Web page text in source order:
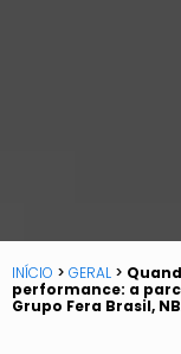
INÍCIO > GERAL >
performance: a
Grupo Fera Brasil,